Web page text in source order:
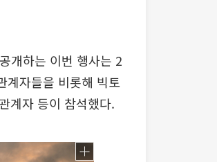
개하는 이번 행사는 2
계자들을 비롯해 빅토
계자 등이 참석했다.